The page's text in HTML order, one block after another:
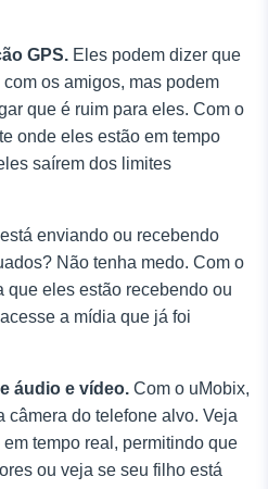
GPS. Eles podem dizer que
os amigos, mas podem
que é ruim para eles. Com o
onde eles estão em tempo
saírem dos limites
enviando ou recebendo
Não tenha medo. Com o
que eles estão recebendo ou
a mídia que já foi
áudio e vídeo. Com o uMobix,
câmera do telefone alvo. Veja
tempo real, permitindo que
ou veja se seu filho está